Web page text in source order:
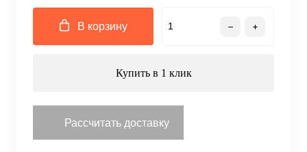
В корзину
Купить в 1 клик
Рассчитать доставку